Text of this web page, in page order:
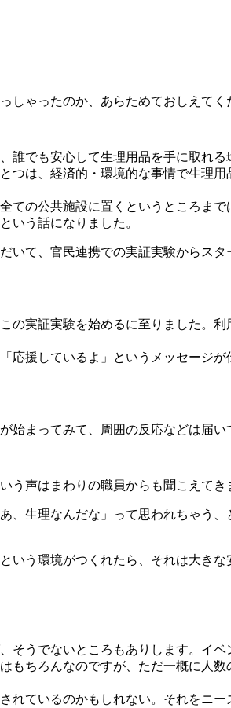
しゃったのか、あらためておしえてく
でも安心して生理用品を手に取れ
は、経済的・環境的な事情で生理
の公共施設に置くというところま
いう話になりました。
て、官民連携での実証実験からス
の実証実験を始めるに至りました。
援しているよ」というメッセージが
始まってみて、周囲の反応などは届い
う声はまわりの職員からも聞こえてき
生理なんだな」って思われちゃう
いう環境がつくれたら、それは大き
うでないところもありします。イ
もちろんなのですが、ただ一概に人
ているのかもしれない。それをニ